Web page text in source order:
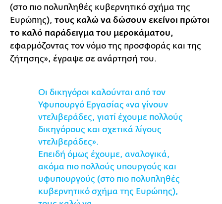
(στο πιο πολυπληθές κυβερνητικό σχήμα της
Ευρώπης), τους καλώ να δώσουν εκείνοι πρώτοι
το καλό παράδειγμα του μεροκάματου,
εφαρμόζοντας τον νόμο της προσφοράς και της
ζήτησης», έγραψε σε ανάρτησή του.
Οι δικηγόροι καλούνται από τον
Υφυπουργό Εργασίας «να γίνουν
ντελιβεράδες, γιατί έχουμε πολλούς
δικηγόρους και σχετικά λίγους
ντελιβεράδες».
Επειδή όμως έχουμε, αναλογικά,
ακόμα πιο πολλούς υπουργούς και
υφυπουργούς (στο πιο πολυπληθές
κυβερνητικό σχήμα της Ευρώπης),